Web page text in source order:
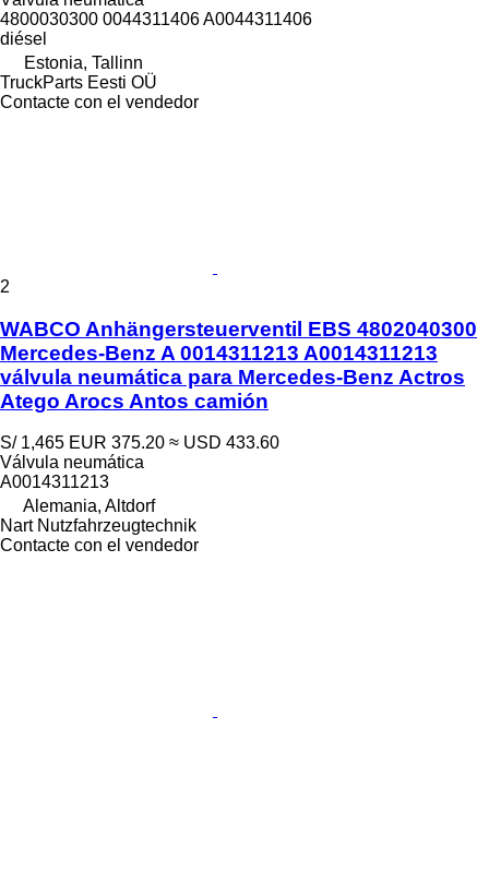
4800030300 0044311406 A0044311406
diésel
Estonia, Tallinn
TruckParts Eesti OÜ
Contacte con el vendedor
2
WABCO Anhängersteuerventil EBS 4802040300
Mercedes-Benz A 0014311213 A0014311213
válvula neumática para Mercedes-Benz Actros
Atego Arocs Antos camión
S/ 1,465 EUR 375.20 ≈ USD 433.60
Válvula neumática
A0014311213
Alemania, Altdorf
Nart Nutzfahrzeugtechnik
Contacte con el vendedor